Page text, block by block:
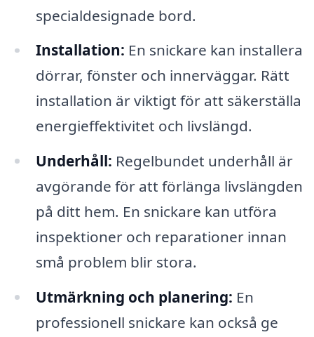
specialdesignade bord.
Installation: En snickare kan installera
dörrar, fönster och innerväggar. Rätt
installation är viktigt för att säkerställa
energieffektivitet och livslängd.
Underhåll: Regelbundet underhåll är
avgörande för att förlänga livslängden
på ditt hem. En snickare kan utföra
inspektioner och reparationer innan
små problem blir stora.
Utmärkning och planering: En
professionell snickare kan också ge